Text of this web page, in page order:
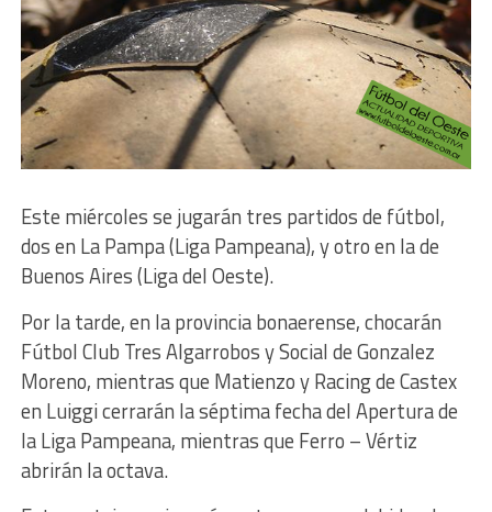
Este miércoles se jugarán tres partidos de fútbol,
dos en La Pampa (Liga Pampeana), y otro en la de
Buenos Aires (Liga del Oeste).
Por la tarde, en la provincia bonaerense, chocarán
Fútbol Club Tres Algarrobos y Social de Gonzalez
Moreno, mientras que Matienzo y Racing de Castex
en Luiggi cerrarán la séptima fecha del Apertura de
la Liga Pampeana, mientras que Ferro – Vértiz
abrirán la octava.